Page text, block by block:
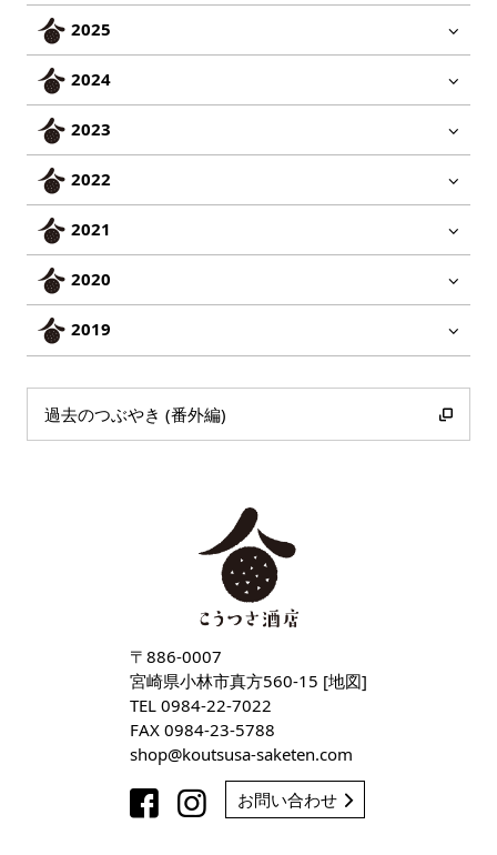
2025
2024
2023
2022
2021
2020
2019
過去のつぶやき (番外編)
〒886-0007
宮崎県小林市真方560-15 [地図]
TEL 0984-22-7022
FAX 0984-23-5788
shop
koutsusa-saketen com
お問い合わせ